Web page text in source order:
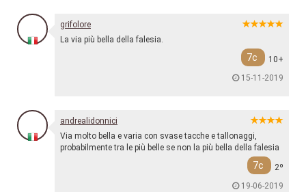
grifolore
La via più bella della falesia.
7c
10+
15-11-2019
andrealidonnici
Via molto bella e varia con svase tacche e tallonaggi,
probabilmente tra le più belle se non la più bella della falesia
7c
2º
19-06-2019